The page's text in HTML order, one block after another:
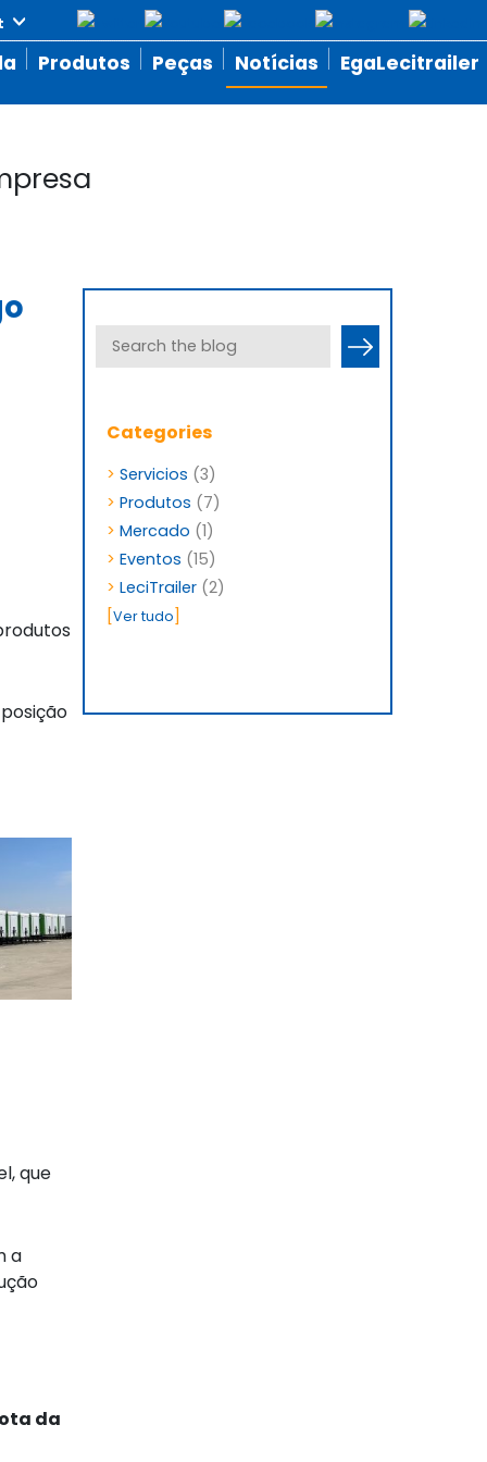
Produtos Peças Notícias EgaLecitrailer
que
a
da
Categories
> Servicios (3)
> Produtos (7)
> Mercado (1)
> Eventos (15)
> LeciTrailer (2)
[Ver tudo]